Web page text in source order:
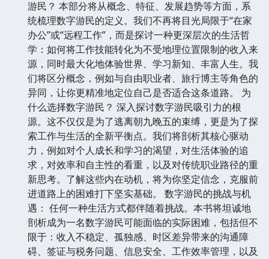
游民？ 本部分将从概念、特征、发展趋势等方面，系
统梳理数字游民的定义。我们不再将目光局限于“在家
办公”或“远程工作”，而是探讨一种更深层次的生活哲
学：如何将工作技能转化为不受地理位置限制的收入来
源，同时最大化地体验世界、学习新知、丰富人生。我
们将区分概念，例如与自由职业者、旅行博主等角色的
异同，让你更精准地定位自己是否适合这条道路。 为
什么选择数字游民？ 深入探讨数字游民吸引力的根
源。这不仅仅是为了逃离朝九晚五的束缚，更是为了探
索工作与生活的全新平衡点。我们将剖析其核心驱动
力，例如对个人成长和学习的渴望，对生活体验的追
求，对效率和自主性的看重，以及对传统职业路径的重
新思考。了解这些内在动机，将为你坚定信念，克服前
进道路上的困难打下坚实基础。 数字游民的挑战与机
遇： 任何一种生活方式都伴随着挑战。本书将坦诚地
剖析成为一名数字游民可能面临的实际困难，包括但不
限于：收入不稳定、孤独感、时区差异带来的沟通障
碍、签证与税务问题、信息安全、工作效率管理，以及